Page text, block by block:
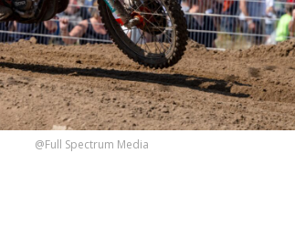
@Full Spectrum Media